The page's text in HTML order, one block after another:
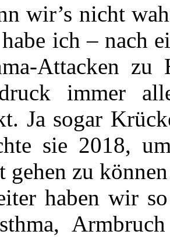
wir’s nicht
habe ich – nach
Attacken zu
immer
Ja sogar
sie 2018,
gehen zu
haben wir